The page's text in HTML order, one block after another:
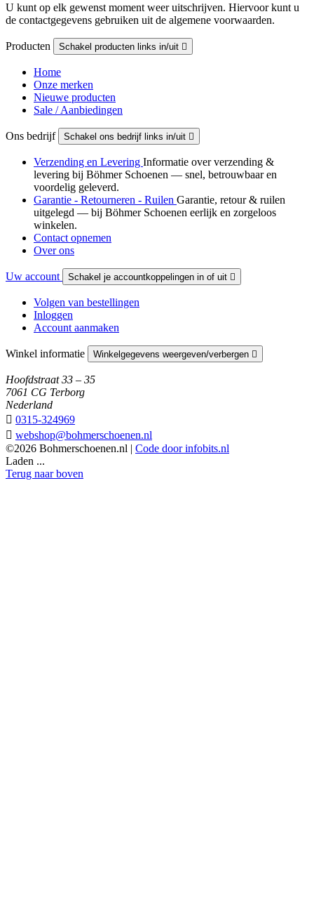
U kunt op elk gewenst moment weer uitschrijven. Hiervoor kunt u
de contactgegevens gebruiken uit de algemene voorwaarden.
Producten Schakel producten links in/uit 
Home
Onze merken
Nieuwe producten
Sale / Aanbiedingen
Ons bedrijf Schakel ons bedrijf links in/uit 
Verzending en Levering Informatie over verzending &
levering bij Böhmer Schoenen — snel, betrouwbaar en
voordelig geleverd.
Garantie - Retourneren - Ruilen Garantie, retour & ruilen
uitgelegd — bij Böhmer Schoenen eerlijk en zorgeloos
winkelen.
Contact opnemen
Over ons
Uw account Schakel je accountkoppelingen in of uit 
Volgen van bestellingen
Inloggen
Account aanmaken
Winkel informatie Winkelgegevens weergeven/verbergen 
Hoofdstraat 33 – 35
7061 CG Terborg
Nederland
 0315-324969
 webshop@bohmerschoenen.nl
©2026 Bohmerschoenen.nl | Code door infobits.nl
Laden ...
Terug naar boven